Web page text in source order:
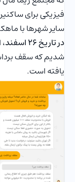
فیزیکی برای
سایر شهرها با
در تاریخ 26 اسفند
یافته است.